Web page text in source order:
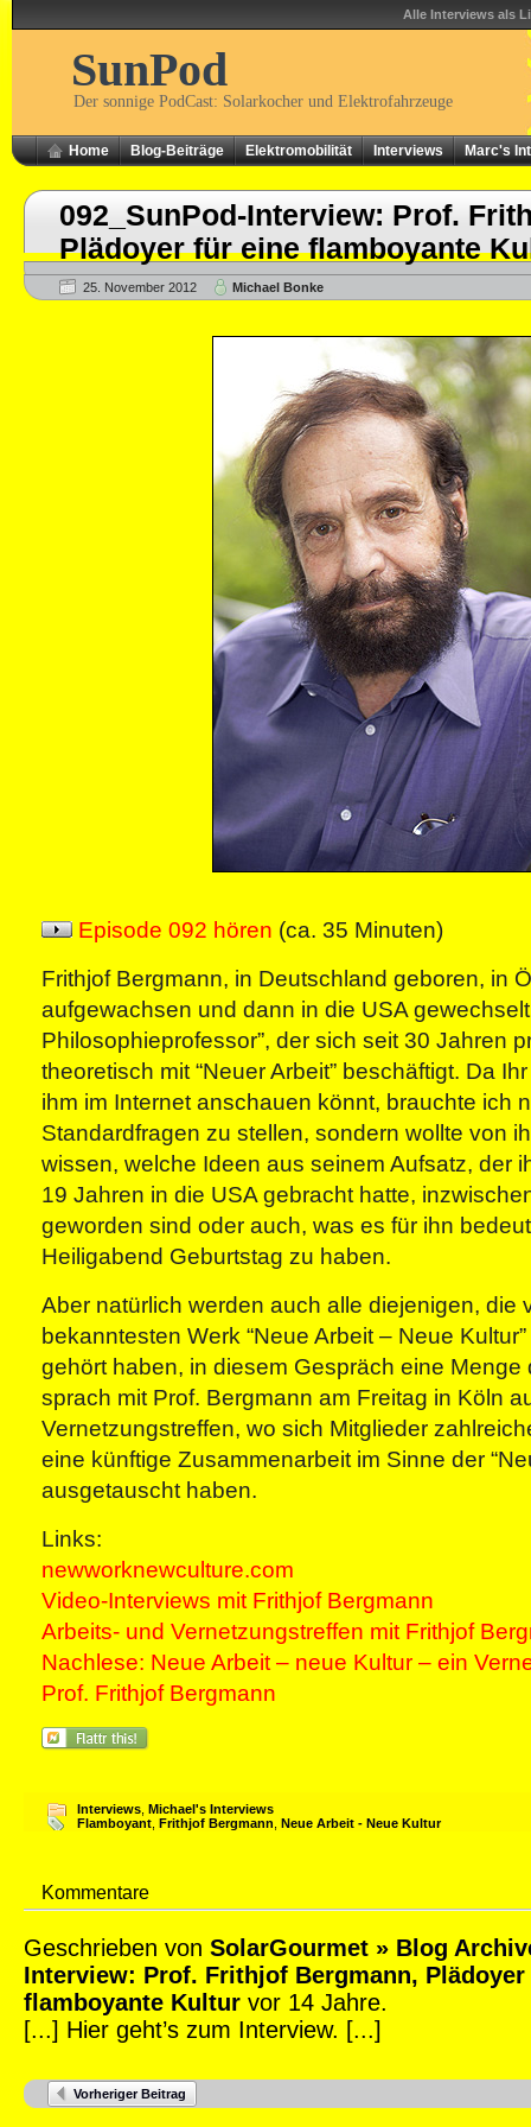
Alle Interviews als
SunPod
Der sonnige PodCast: Solarkocher und Elektrofahrzeuge
Home Blog-Beiträge Elektromobilität Interviews Marc's
092_SunPod-Interview: Prof.
Plädoyer für eine flamboyante
25. November 2012 Michael Bonke
Episode 092 hören (ca. 35 Minuten)
Frithjof Bergmann, in Deutschland geboren, in
aufgewachsen und dann in die USA
Philosophieprofessor”, der sich seit 30 Jahren
theoretisch mit “Neuer Arbeit” beschäftigt. Da
ihm im Internet anschauen könnt, brauchte ich
Standardfragen zu stellen, sondern wollte von
wissen, welche Ideen aus seinem Aufsatz, der
19 Jahren in die USA gebracht hatte,
geworden sind oder auch, was es für ihn
Heiligabend Geburtstag zu haben.
Aber natürlich werden auch alle diejenigen, die
bekanntesten Werk “Neue Arbeit – Neue
gehört haben, in diesem Gespräch eine Menge
sprach mit Prof. Bergmann am Freitag in Köln
Vernetzungstreffen, wo sich Mitglieder
eine künftige Zusammenarbeit im Sinne der
ausgetauscht haben.
Links:
newworknewculture.com
Video-Interviews mit Frithjof Bergmann
Arbeits- und Vernetzungstreffen mit Frithjof
Nachlese: Neue Arbeit – neue Kultur – ein
Prof. Frithjof Bergmann
Interviews Michael's Interviews
Flamboyant Frithjof Bergmann Neue Arbeit - Neue Kultur
Kommentare
Geschrieben von SolarGourmet » Blog
Interview: Prof. Frithjof Bergmann,
flamboyante Kultur vor 14 Jahre.
[...] Hier geht’s zum Interview. [...]
Vorheriger Beitrag